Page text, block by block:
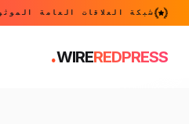
شبكة العلاقات العامة
REDPRESS
WIRE
.